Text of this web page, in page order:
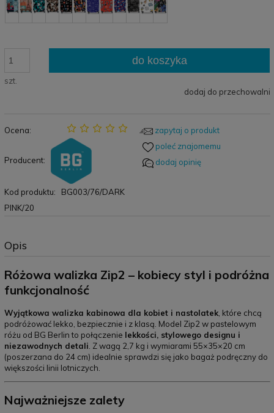
szt.
do koszyka
dodaj do przechowalni
Ocena:
Producent:
Kod produktu:
BG003/76/DARK
PINK/20
zapytaj o produkt
poleć znajomemu
dodaj opinię
Opis
Różowa walizka Zip2 – kobiecy styl i podróżna
funkcjonalność
Wyjątkowa walizka kabinowa dla kobiet i nastolatek, które chcą
podróżować lekko, bezpiecznie i z klasą. Model Zip2 w pastelowym
różu od BG Berlin to połączenie lekkości, stylowego designu i
niezawodnych detali . Z wagą 2,7 kg i wymiarami 55×35×20 cm
(poszerzana do 24 cm) idealnie sprawdzi się jako bagaż podręczny do
większości linii lotniczych.
Najważniejsze zalety